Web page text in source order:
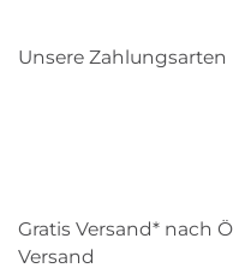
Unsere Zahlungsarten
Gratis Versand* nach
Versand